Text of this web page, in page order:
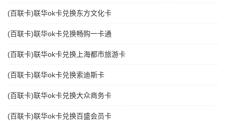
(百联卡)联华ok卡兑换东方文化卡
(百联卡)联华ok卡兑换畅购一卡通
(百联卡)联华ok卡兑换上海都市旅游卡
(百联卡)联华ok卡兑换索迪斯卡
(百联卡)联华ok卡兑换大众商务卡
(百联卡)联华ok卡兑换百盛会员卡